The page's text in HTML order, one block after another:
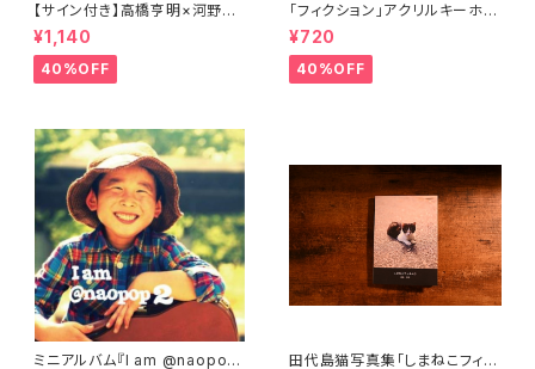
【サイン付き】高橋亨明×河野圭
佑コラボイラストポーチ
¥1,140
40%OFF
「フィクション」アクリルキーホル
ダー
¥720
40%OFF
ミニアルバム『I am @naopop
田代島猫写真集「しまねこフィル